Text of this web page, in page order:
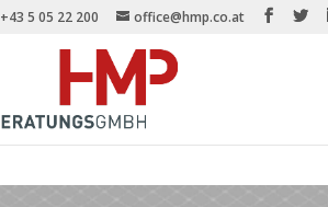
+43 5 05 22 200 office@hmp.co.at